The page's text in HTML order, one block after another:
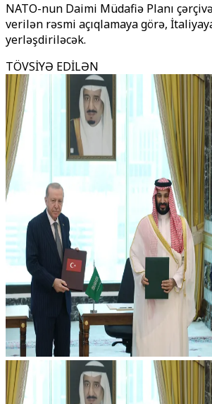
NATO-nun Daimi Müdafiə Planı
verilən rəsmi açıqlamaya görə,
yerləşdiriləcək.
TÖVSİYƏ EDİLƏN